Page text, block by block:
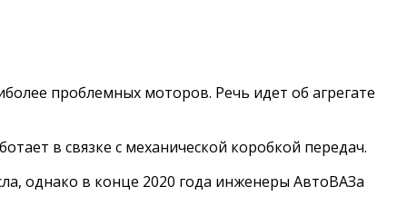
проблемных моторов. Речь идет об агрегате
в связке с механической коробкой передач.
однако в конце 2020 года инженеры АвтоВАЗа